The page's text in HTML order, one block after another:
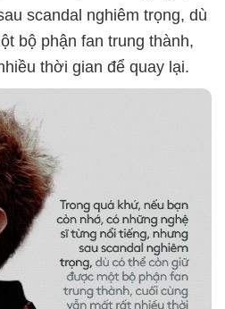
scandal nghiêm trọng, dù
bộ phận fan trung thành,
thời gian để quay lại.